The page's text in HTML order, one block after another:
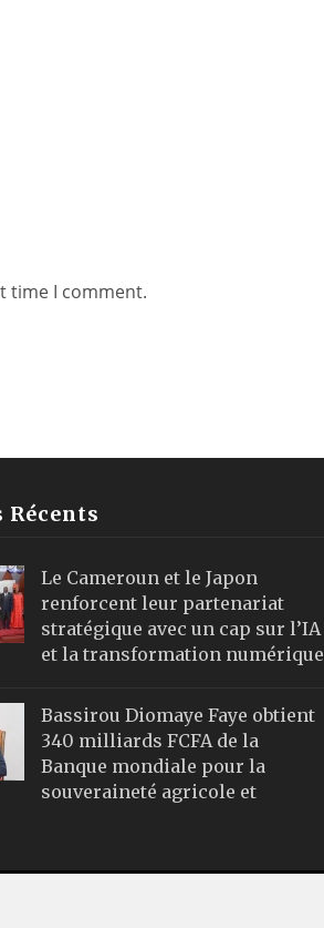
time I comment.
Le Cameroun et le Japon
renforcent leur partenariat
stratégique avec un cap sur l’IA
et la transformation numérique
Bassirou Diomaye Faye obtient
340 milliards FCFA de la
Banque mondiale pour la
souveraineté agricole et